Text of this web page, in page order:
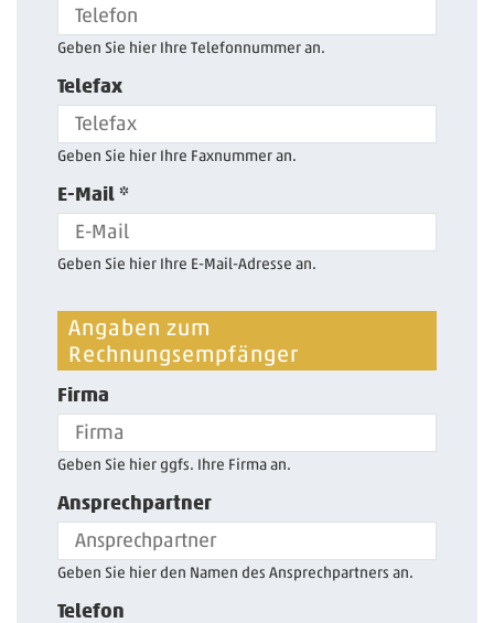
Geben Sie hier Ihre Telefonnummer an.
Telefax
Geben Sie hier Ihre Faxnummer an.
E-Mail *
Geben Sie hier Ihre E-Mail-Adresse an.
Angaben zum
Rechnungsempfänger
Firma
Geben Sie hier ggfs. Ihre Firma an.
Ansprechpartner
Geben Sie hier den Namen des Ansprechpartners an.
Telefon